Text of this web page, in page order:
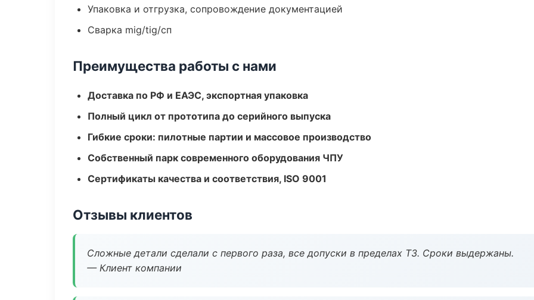
Упаковка и отгрузка, сопровождение документацией
Сварка mig/tig/сп
Преимущества работы с нами
Доставка по РФ и ЕАЭС, экспортная упаковка
Полный цикл от прототипа до серийного выпуска
Гибкие сроки: пилотные партии и массовое производство
Собственный парк современного оборудования ЧПУ
Сертификаты качества и соответствия, ISO 9001
Отзывы клиентов
Сложные детали сделали с первого раза, все допуски в пределах ТЗ. Сроки выдержаны.
— Клиент компании